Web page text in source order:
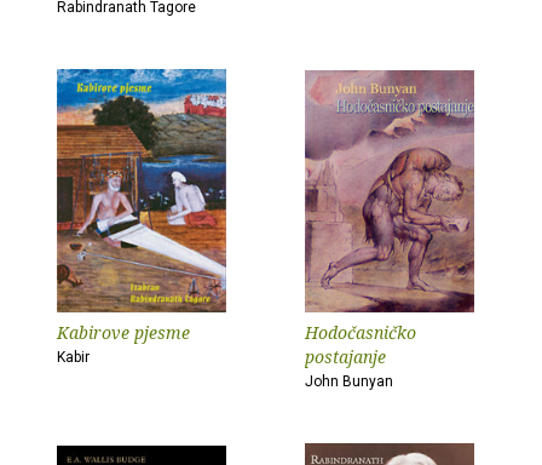
Rabindranath Tagore
Kabirove pjesme
Kabir
Hodočasničko
postajanje
John Bunyan